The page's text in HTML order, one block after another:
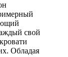
свой
Обладая